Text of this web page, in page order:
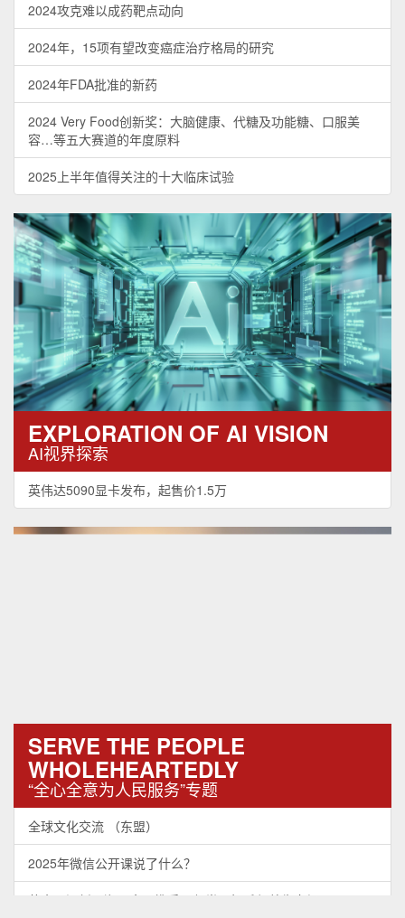
2024攻克难以成药靶点动向
2024年，15项有望改变癌症治疗格局的研究
2024年FDA批准的新药
2024 Very Food创新奖：大脑健康、代糖及功能糖、口服美
容…等五大赛道的年度原料
2025上半年值得关注的十大临床试验
EXPLORATION OF AI VISION
AI视界探索
英伟达5090显卡发布，起售价1.5万
SERVE THE PEOPLE
WHOLEHEARTEDLY
“全心全意为人民服务”专题
全球文化交流 （东盟）
2025年微信公开课说了什么？
药食同源新风潮：盒马携手同仁堂开拓千亿养生市场